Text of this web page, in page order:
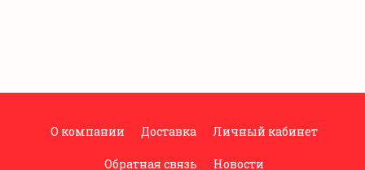
О компании Доставка Личный кабинет
Обратная связь Новости